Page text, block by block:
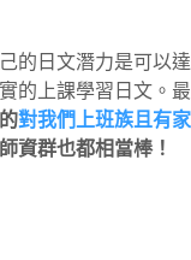
的日文潛力是可以達
的上課學習日文。最
對我們上班族且有家
師資群也都相當棒！